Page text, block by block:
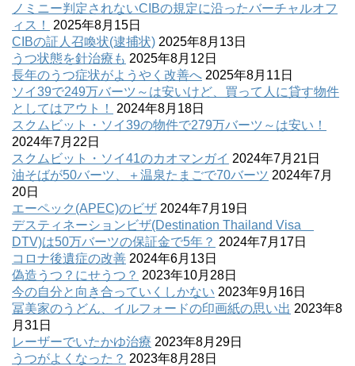
ノミニー判定されないCIBの規定に沿ったバーチャルオフ
ィス！
2025年8月15日
CIBの証人召喚状(逮捕状) 2025年8月13日
うつ状態を針治療も 2025年8月12日
長年のうつ症状がようやく改善へ 2025年8月11日
ソイ39で249万バーツ～は安いけど、買って人に貸す物件
としてはアウト！
2024年8月18日
スクムビット・ソイ39の物件で279万バーツ～は安い！
2024年7月22日
スクムビット・ソイ41のカオマンガイ 2024年7月21日
油そばが50バーツ、＋温泉たまごで70バーツ 2024年7月
20日
エーペック(APEC)のビザ 2024年7月19日
デスティネーションビザ(Destination Thailand Visa
DTV)は50万バーツの保証金で5年？ 2024年7月17日
コロナ後遺症の改善 2024年6月13日
偽造うつ？にせうつ？ 2023年10月28日
今の自分と向き合っていくしかない 2023年9月16日
冨美家のうどん、イルフォードの印画紙の思い出 2023年8
月31日
レーザーでいたかゆ治療 2023年8月29日
うつがよくなった？ 2023年8月28日